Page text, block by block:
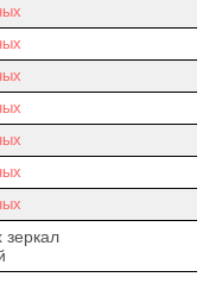
зеркал